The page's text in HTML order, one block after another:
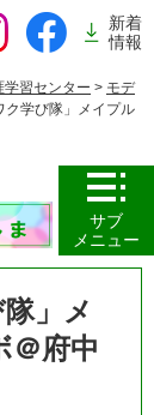
新着
情報
学習センター > モデ
ク学び隊」メイプル
サブ
メニュー
」メ
＠府中